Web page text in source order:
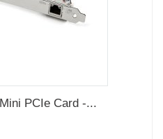
PCIe Card -...